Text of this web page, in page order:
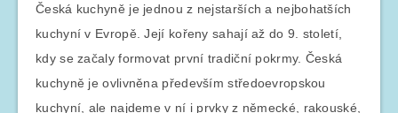
Česká kuchyně je jednou z nejstarších a nejbohatších
kuchyní v Evropě. Její kořeny sahají až do 9. století,
kdy se začaly formovat první tradiční pokrmy. Česká
kuchyně je ovlivněna především středoevropskou
kuchyní, ale najdeme v ní i prvky z německé, rakouské,